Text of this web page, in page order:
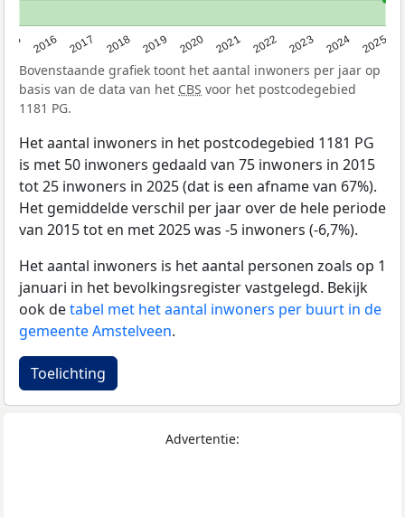
2016 2017 2018 2019 2020 2021 2022 2023 2024 2025
Bovenstaande grafiek toont het aantal inwoners per jaar op
basis van de data van het CBS voor het postcodegebied
1181 PG.
Het aantal inwoners in het postcodegebied 1181 PG
is met 50 inwoners gedaald van 75 inwoners in 2015
tot 25 inwoners in 2025 (dat is een afname van 67%).
Het gemiddelde verschil per jaar over de hele periode
van 2015 tot en met 2025 was -5 inwoners (-6,7%).
Het aantal inwoners is het aantal personen zoals op 1
januari in het bevolkingsregister vastgelegd. Bekijk
ook detabel met het aantal inwoners per buurt in de
gemeente Amstelveen.
Toelichting
Advertentie: